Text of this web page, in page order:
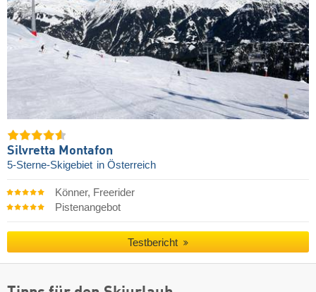
Silvretta Montafon
5-Sterne-Skigebiet in Österreich
Könner, Freerider
Pistenangebot
Testbericht